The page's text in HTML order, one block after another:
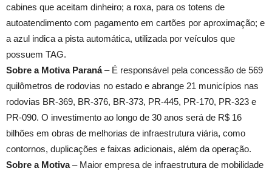
cabines que aceitam dinheiro; a roxa, para os totens de
autoatendimento com pagamento em cartões por aproximação; e
a azul indica a pista automática, utilizada por veículos que
possuem TAG.
Sobre a Motiva Paraná– É responsável pela concessão de 569
quilômetros de rodovias no estado e abrange 21 municípios nas
rodovias BR-369, BR-376, BR-373, PR-445, PR-170, PR-323 e
PR-090. O investimento ao longo de 30 anos será de R$ 16
bilhões em obras de melhorias de infraestrutura viária, como
contornos, duplicações e faixas adicionais, além da operação.
Sobre a Motiva– Maior empresa de infraestrutura de mobilidade